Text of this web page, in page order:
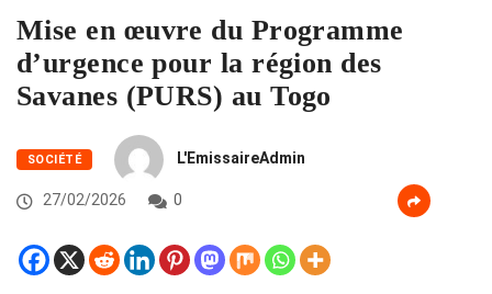
Mise en œuvre du Programme
d’urgence pour la région des
Savanes (PURS) au Togo
SOCIÉTÉ L'EmissaireAdmin
27/02/2026 0